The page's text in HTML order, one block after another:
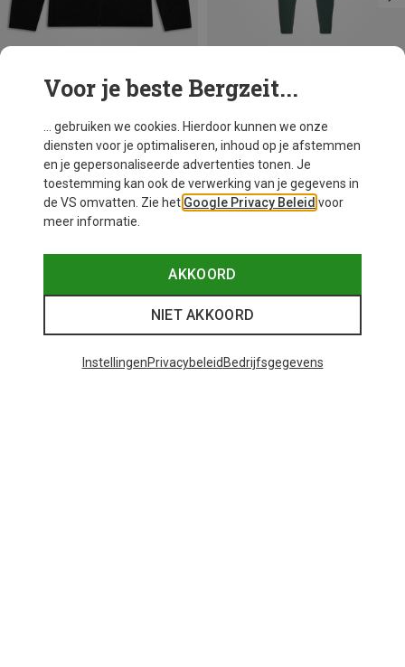
Je bespaart tot 33% Je bespaart 30%
Voor je beste Bergzeit...
... gebruiken we cookies. Hierdoor kunnen we onze
diensten voor je optimaliseren, inhoud op je afstemmen
en je gepersonaliseerde advertenties tonen. Je
toestemming kan ook de verwerking van je gegevens in
de VS omvatten. Zie het Google Privacy Beleid voor
meer informatie.
AKKOORD
NIET AKKOORD
InstellingenPrivacybeleid Bedrijfsgegevens